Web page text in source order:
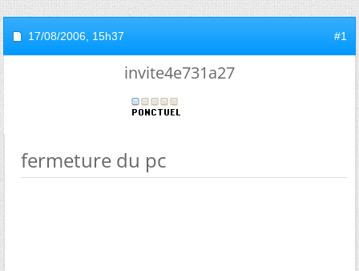
17/08/2006, 15h37 #1
invite4e731a27
fermeture du pc